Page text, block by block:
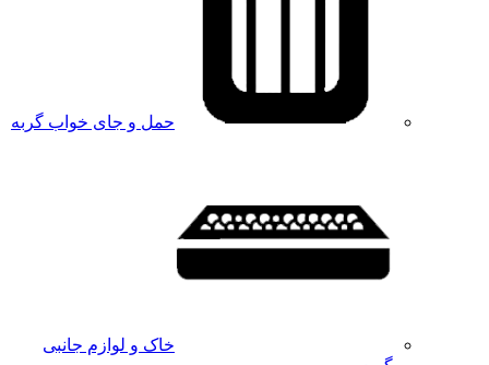
حمل و جای خواب گربه
خاک و لوازم جانبی